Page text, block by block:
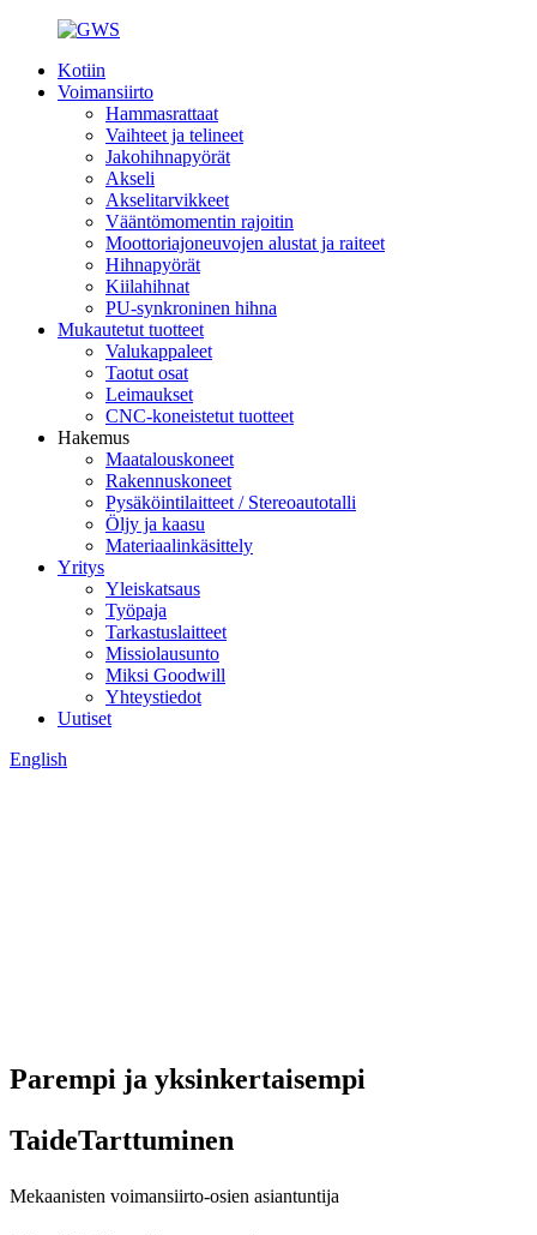
Kotiin
Voimansiirto
Hammasrattaat
Vaihteet ja telineet
Jakohihnapyörät
Akseli
Akselitarvikkeet
Vääntömomentin rajoitin
Moottoriajoneuvojen alustat ja raiteet
Hihnapyörät
Kiilahihnat
PU-synkroninen hihna
Mukautetut tuotteet
Valukappaleet
Taotut osat
Leimaukset
CNC-koneistetut tuotteet
Hakemus
Maatalouskoneet
Rakennuskoneet
Pysäköintilaitteet / Stereoautotalli
Öljy ja kaasu
Materiaalinkäsittely
Yritys
Yleiskatsaus
Työpaja
Tarkastuslaitteet
Missiolausunto
Miksi Goodwill
Yhteystiedot
Uutiset
English
Parempi ja yksinkertaisempi
TaideTarttuminen
Mekaanisten voimansiirto-osien asiantuntija